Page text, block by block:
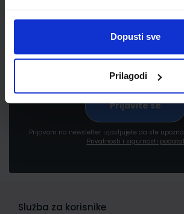
Dopusti sve
Prilagodi
Prijavom na newsletter izjavljujete da ste
Privatnosti i sigurnosti
Služba za korisnike